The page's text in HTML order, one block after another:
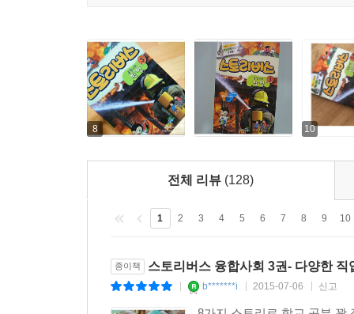
8 10
전체 리뷰 (128)
1 2 3 4 5 6 7 8 9 10
종이책 스토리버스 융합사회 3권- 다양한 직
b*******i 2015-07-06 신고